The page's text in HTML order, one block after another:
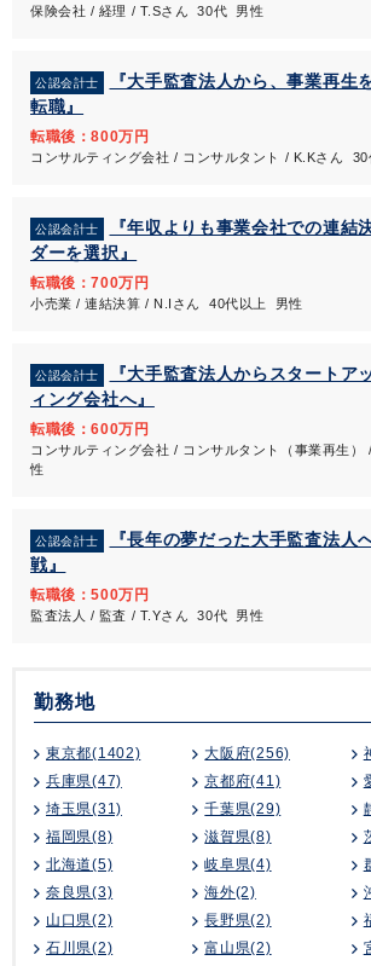
保険会社 / 経理 / T.Sさん 30代 男性
公認会計士
『大手監査法人から、事業再生
転職』
転職後：800万円
コンサルティング会社 / コンサルタント / K.Kさん
公認会計士
『年収よりも事業会社での連結
ダーを選択』
転職後：700万円
小売業 / 連結決算 / N.Iさん 40代以上 男性
公認会計士
『大手監査法人からスタートア
ィング会社へ』
転職後：600万円
コンサルティング会社 / コンサルタント（事業再生
性
公認会計士
『長年の夢だった大手監査法人
戦』
転職後：500万円
監査法人 / 監査 / T.Yさん 30代 男性
勤務地
東京都(1402) 大阪府(256)
兵庫県(47)
京都府(41)
埼玉県(31)
千葉県(29)
福岡県(8)
滋賀県(8)
北海道(5)
岐阜県(4)
奈良県(3)
海外(2)
山口県(2)
長野県(2)
石川県(2)
富山県(2)